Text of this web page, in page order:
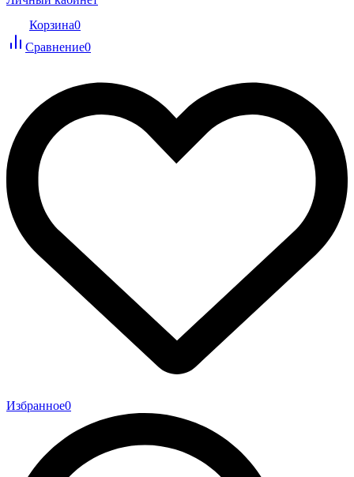
Корзина0
Сравнение0
Избранное0